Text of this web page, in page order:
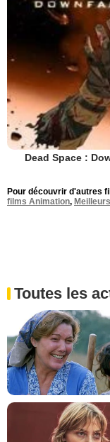
Dead Space :
Pour découvrir d'autres
films Animation,
Toutes les